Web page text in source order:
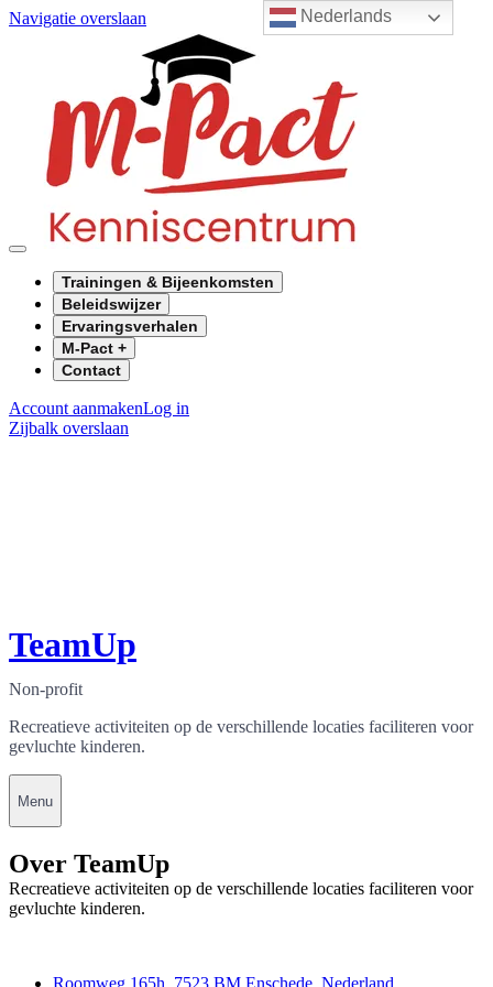
Nederlands
Navigatie overslaan
Trainingen & Bijeenkomsten
Beleidswijzer
Ervaringsverhalen
M-Pact +
Contact
Account aanmakenLog in
Zijbalk overslaan
TeamUp
Non-profit
Recreatieve activiteiten op de verschillende locaties faciliteren voor
gevluchte kinderen.
Menu
Over TeamUp
Recreatieve activiteiten op de verschillende locaties faciliteren voor
gevluchte kinderen.
Roomweg 165h, 7523 BM Enschede, Nederland